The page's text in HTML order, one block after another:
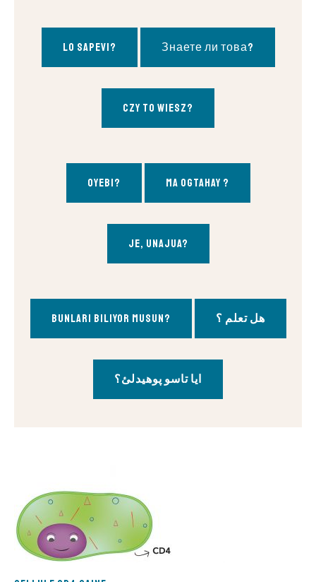
Lo sapevi? Знаете ли това?
Czy to wiesz?
Oyebi? Ma ogtahay ?
Je, unajua?
Bunları biliyor musun? هل تعلم ؟
ایا تاسو پوهیدلئ؟